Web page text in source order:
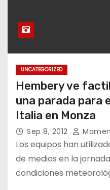
UNCATEGORIZED
Hembery ve
una parada para
Italia en Monza
Sep 8, 2012
Los equipos han
de medios en la
condiciones